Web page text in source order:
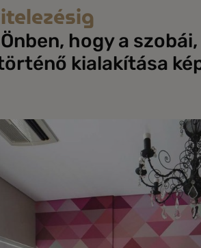
hogy a
kialakítása